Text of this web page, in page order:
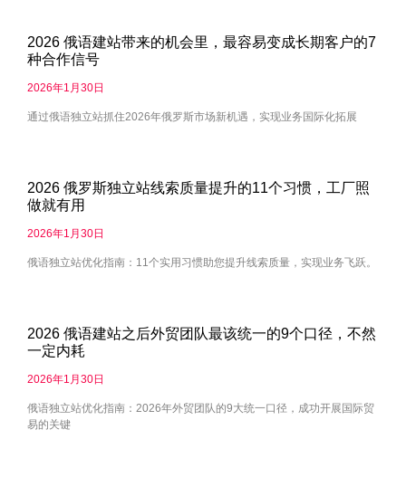
2026 俄语建站带来的机会里，最容易变成长期客户的7
种合作信号
2026年1月30日
通过俄语独立站抓住2026年俄罗斯市场新机遇，实现业务国际化拓展
2026 俄罗斯独立站线索质量提升的11个习惯，工厂照
做就有用
2026年1月30日
俄语独立站优化指南：11个实用习惯助您提升线索质量，实现业务飞跃。
2026 俄语建站之后外贸团队最该统一的9个口径，不然
一定内耗
2026年1月30日
俄语独立站优化指南：2026年外贸团队的9大统一口径，成功开展国际贸
易的关键